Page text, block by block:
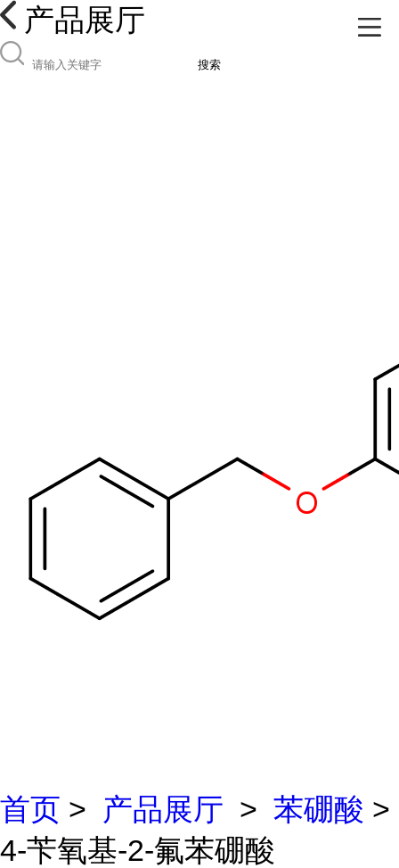
产品展厅
搜索
首页 > 产品展厅 > 苯硼酸 >
4-苄氧基-2-氟苯硼酸